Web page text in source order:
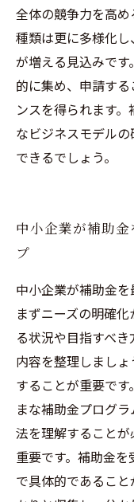
全体の競争力を高
種類は更に多様化
が増える見込みで
的に集め、申請す
ンスを得られます
なビジネスモデル
できるでしょう。
中小企業が補助
プ
中小企業が補助金を
まずニーズの明確
る状況や目指すべ
内容を整理しまし
することが重要で
まな補助金プログ
法を理解すること
重要です。補助金
で具体的であるこ